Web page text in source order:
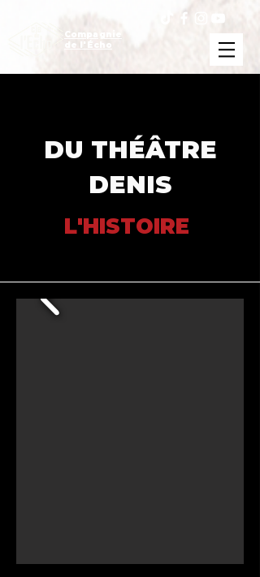
Compagnie
de l'Écho
DU THÉÂTRE
DENIS
L'HISTOIRE